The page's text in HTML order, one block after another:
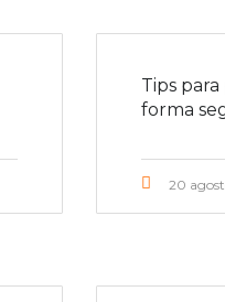
Tips
forma
20